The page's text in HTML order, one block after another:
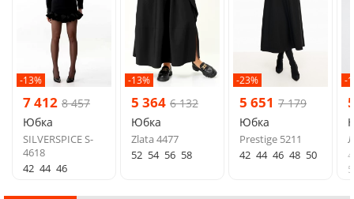
-13%
7 412 8 457
Юбка
SILVERSPICE S-
4618
42 44 46
-13%
5 364 6 132
Юбка
Zlata 4477
52 54 56 58
-23%
5 651 7 179
Юбка
Prestige 5211
42 44 46 48 50
-